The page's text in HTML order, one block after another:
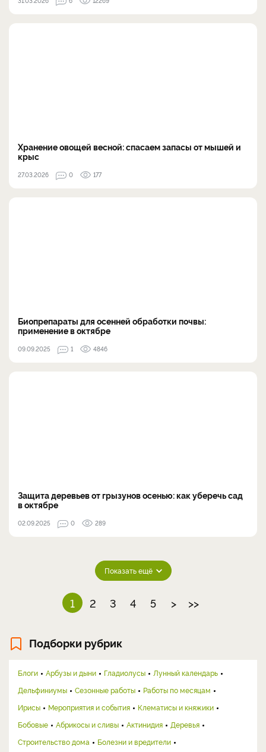
Хранение овощей весной: спасаем запасы от мышей и
крыс
27.03.2026 0 177
Биопрепараты для осенней обработки почвы:
применение в октябре
09.09.2025 1 4846
Защита деревьев от грызунов осенью: как уберечь сад
в октябре
02.09.2025 0 289
Показать ещё
1 2 3 4 5 > >>
Подборки рубрик
Блоги Арбузы и дыни Гладиолусы
Лунный календарь
Дельфиниумы
Сезонные работы
Работы по месяцам
Ирисы
Мероприятия и события
Клематисы и княжики
Бобовые
Абрикосы и сливы Актинидия
Деревья
Строительство дома
Болезни и вредители